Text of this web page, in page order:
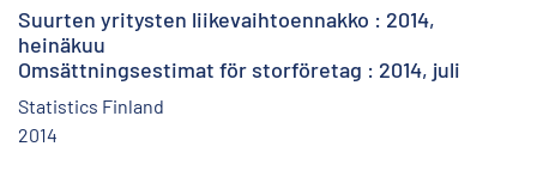
Suurten yritysten liikevaihtoennakko : 2014,
heinäkuu
Omsättningsestimat för storföretag : 2014, juli
Statistics Finland
2014